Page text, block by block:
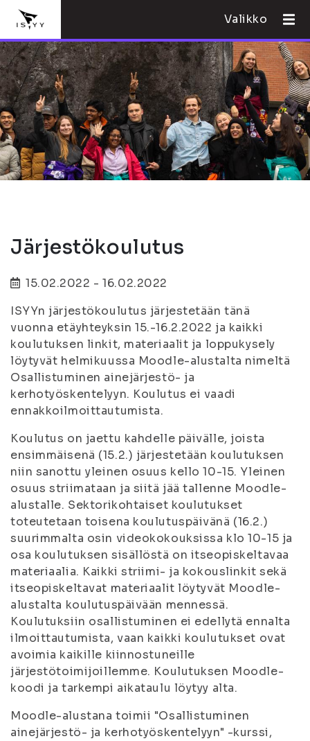
Valikko
Järjestökoulutus
15.02.2022 - 16.02.2022
ISYYn järjestökoulutus järjestetään tänä
vuonna etäyhteyksin 15.-16.2.2022 ja kaikki
koulutuksen linkit, materiaalit ja loppukysely
löytyvät helmikuussa Moodle-alustalta nimeltä
Osallistuminen ainejärjestö- ja
kerhotyöskentelyyn. Koulutus ei vaadi
ennakkoilmoittautumista.
Koulutus on jaettu kahdelle päivälle, joista
ensimmäisenä (15.2.) järjestetään koulutuksen
niin sanottu yleinen osuus kello 10-15. Yleinen
osuus striimataan ja siitä jää tallenne Moodle-
alustalle. Sektorikohtaiset koulutukset
toteutetaan toisena koulutuspäivänä (16.2.)
suurimmalta osin videokokouksissa klo 10-15 ja
osa koulutuksen sisällöstä on itseopiskeltavaa
materiaalia. Kaikki striimi- ja kokouslinkit sekä
itseopiskeltavat materiaalit löytyvät Moodle-
alustalta koulutuspäivään mennessä.
Koulutuksiin osallistuminen ei edellytä ennalta
ilmoittautumista, vaan kaikki koulutukset ovat
avoimia kaikille kiinnostuneille
järjestötoimijoillemme. Koulutuksen Moodle-
koodi ja tarkempi aikataulu löytyy alta.
Moodle-alustana toimii "Osallistuminen
ainejärjestö- ja kerhotyöskentelyyn" -kurssi,